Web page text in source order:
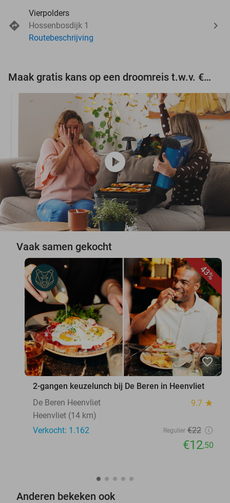
Vierpolders
Hossenbosdijk 1
Routebeschrijving
Maak gratis kans op een droomreis t.w.v. €3.000!
play_circle
Vaak samen gekocht
43%
favorite_border
2-gangen keuzelunch bij De Beren in Heenvliet
De Beren Heenvliet
9.7 star
Heenvliet (14 km)
Verkocht: 1.162
Regulier €22
€12,50
Anderen bekeken ook